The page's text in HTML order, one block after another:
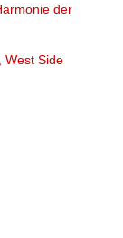
der
West Side